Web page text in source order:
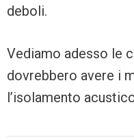
deboli.
Vediamo adesso le
dovrebbero avere i
l’isolamento